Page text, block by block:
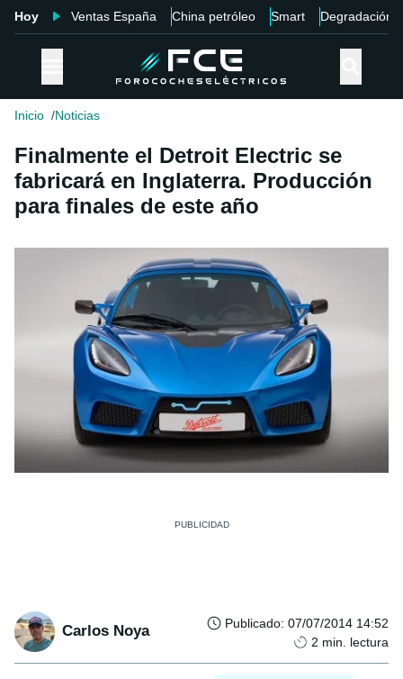
Hoy Ventas España China petróleo Smart Degradación
Inicio Noticias
Finalmente el Detroit Electric se
fabricará en Inglaterra. Producción
para finales de este año
Carlos Noya Publicado: 07/07/2014 14:52
2 min. lectura